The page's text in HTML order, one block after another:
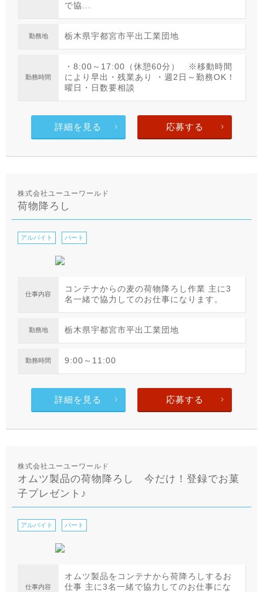
で協...
勤務地 栃木県宇都宮市平出工業団地
勤務時間
・8:00～17:00（休憩60分） ※移動時間
により早出・残業あり ・週2日～勤務OK！
曜日・日数要相談
詳細を見る 応募する
株式会社ユーユーワールド
荷物降ろし
アルバイト パート
仕事内容
コンテナからの麦の荷物降ろし作業 主に3
名一緒で協力してのお仕事になります。
勤務地 栃木県宇都宮市平出工業団地
勤務時間 9:00～11:00
詳細を見る 応募する
株式会社ユーユーワールド
オムツ製品の荷物降ろし 今だけ！登録でお菓
子プレゼント♪
アルバイト パート
仕事内容
オムツ製品をコンテナから荷降ろしするお
仕事 主に3名一緒で協力してのお仕事にな